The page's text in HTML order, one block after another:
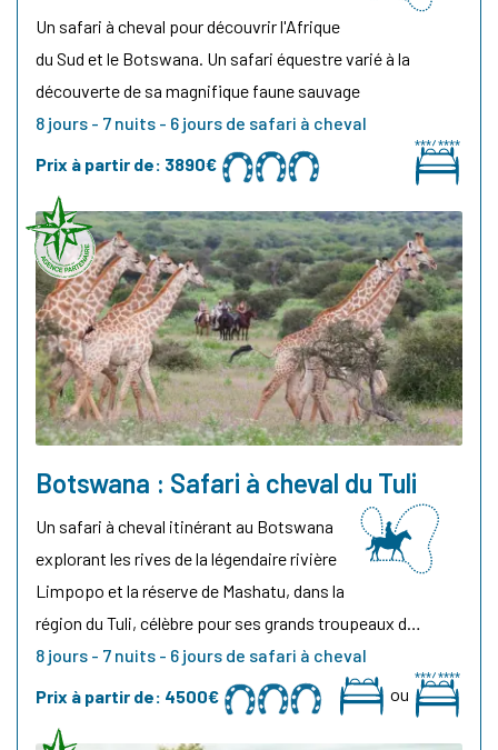
Un safari à cheval pour découvrir l'Afrique
du Sud et le Botswana. Un safari équestre varié à la
découverte de sa magnifique faune sauvage
8 jours - 7 nuits - 6 jours de safari à cheval
Prix à partir de: 3890€
Botswana : Safari à cheval du Tuli
Un safari à cheval itinérant au Botswana
explorant les rives de la légendaire rivière
Limpopo et la réserve de Mashatu, dans la
région du Tuli, célèbre pour ses grands troupeaux d…
8 jours - 7 nuits - 6 jours de safari à cheval
Prix à partir de: 4500€ ou